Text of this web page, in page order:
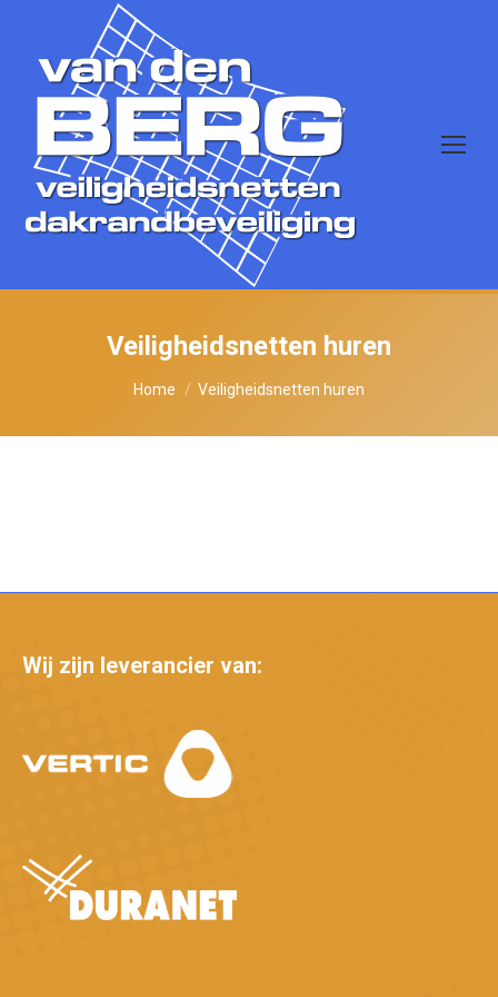
Veiligheidsnetten huren
Je bent hier:
Home Veiligheidsnetten huren
Wij zijn leverancier van: